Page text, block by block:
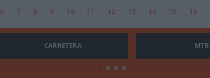
6 7 8 9 10 11 12 13 14 15 16
CARRETERA MTB